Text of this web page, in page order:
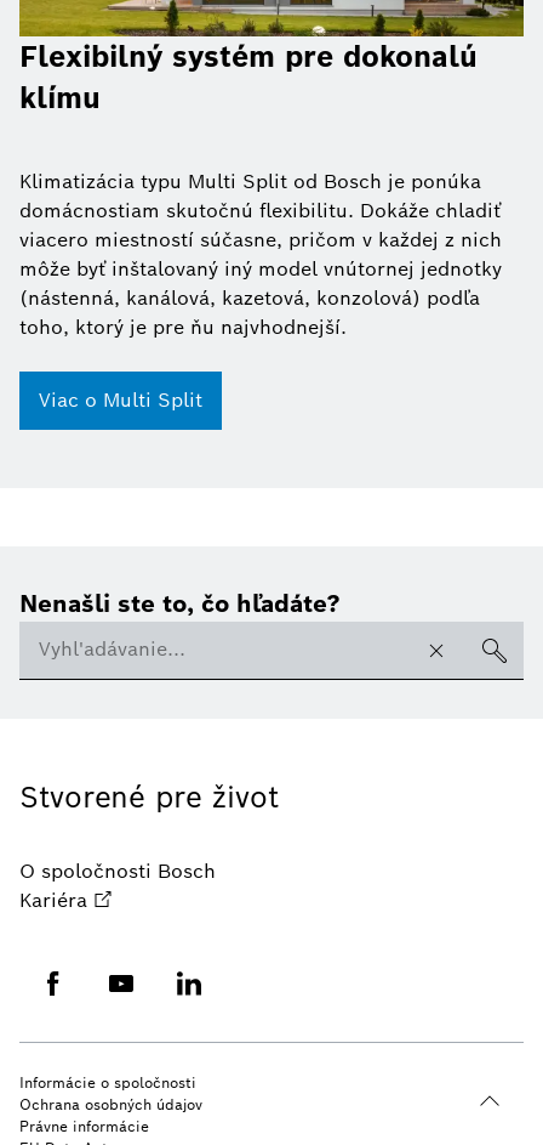
Flexibilný systém pre dokonalú
klímu
Klimatizácia typu Multi Split od Bosch je ponúka
domácnostiam skutočnú flexibilitu. Dokáže chladiť
viacero miestností súčasne, pričom v každej z nich
môže byť inštalovaný iný model vnútornej jednotky
(nástenná, kanálová, kazetová, konzolová) podľa
toho, ktorý je pre ňu najvhodnejší.
Viac o Multi Split
Nenašli ste to, čo hľadáte?
Stvorené pre život
O spoločnosti Bosch
Kariéra
Informácie o spoločnosti
Ochrana osobných údajov
Právne informácie